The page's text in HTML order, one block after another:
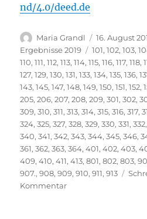
nd/4.0/deed.de
Autor
Maria Grandl
Veröffentlicht
am
16. August
Ergebnisse 2019
Schlagwörter
101,102,103,
110,111,112,113,114,115,116,117,118,
127,129,130,131,133,134,135,136,
143,145,147,148,149,150,151,152,
205,206,207,208,209,301,302,
309,310,311,313,314,315,316,317,
324,325,327,328,329,330,331,332
340,341,342,343,344,345,346,
361,362,363,364,401,402,403,
409,410,411,413,801,802,803,
907.,908,909,910,911,913
Kommentarzu